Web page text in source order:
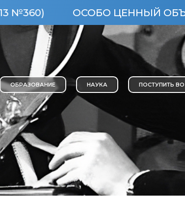
ОСОБО ЦЕННЫЙ ОБЪЕКТ
ОБРАЗОВАНИЕ НАУКА ПОСТУПИТЬ ВО